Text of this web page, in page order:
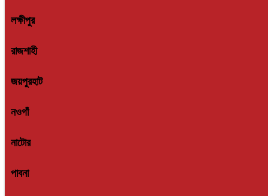
লক্ষীপুর
রাজশাহী
জয়পুরহাট
নওগাঁ
নাটোর
পাবনা